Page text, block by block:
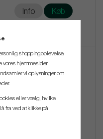
Info Køb
shoppingoplevelse,
vores hjemmesider
vi oplysninger om
eller vælg, hvilke
fra ved at klikke på